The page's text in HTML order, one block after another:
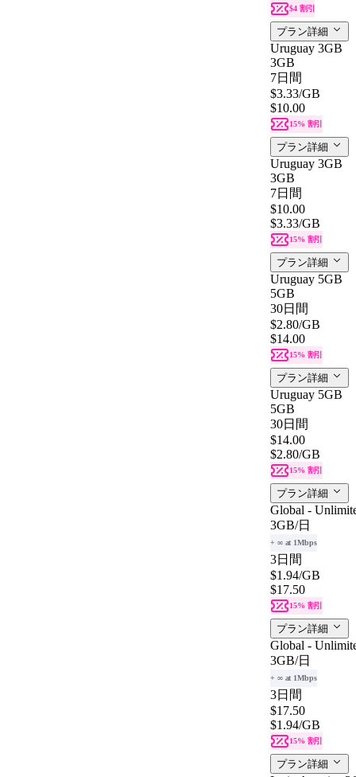
$4 割引
プラン詳細
Uruguay 3GB
3GB
7日間
$3.33/GB
$10.00
15% 割引
プラン詳細
Uruguay 3GB
3GB
7日間
$10.00
$3.33/GB
15% 割引
プラン詳細
Uruguay 5GB
5GB
30日間
$2.80/GB
$14.00
15% 割引
プラン詳細
Uruguay 5GB
5GB
30日間
$14.00
$2.80/GB
15% 割引
プラン詳細
Global -
3GB/日
+ ∞ at 1Mbps
3日間
$1.94/GB
$17.50
15% 割引
プラン詳細
Global -
3GB/日
+ ∞ at 1Mbps
3日間
$17.50
$1.94/GB
15% 割引
プラン詳細